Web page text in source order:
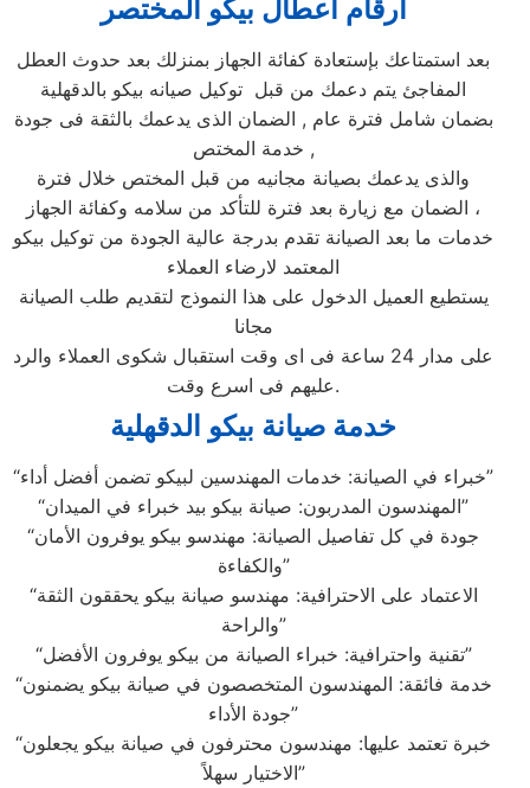
ارقام اعطال بيكو المختصر
بعد استمتاعك بإستعادة كفائة الجهاز بمنزلك بعد حدوث العطل
المفاجئ يتم دعمك من قبل توكيل صيانه بيكو بالدقهلية
بضمان شامل فترة عام , الضمان الذى يدعمك بالثقة فى جودة
خدمة المختص ,
والذى يدعمك بصيانة مجانيه من قبل المختص خلال فترة
الضمان مع زيارة بعد فترة للتأكد من سلامه وكفائة الجهاز ،
خدمات ما بعد الصيانة تقدم بدرجة عالية الجودة من توكيل بيكو
المعتمد لارضاء العملاء
يستطيع العميل الدخول على هذا النموذج لتقديم طلب الصيانة
مجانا
على مدار 24 ساعة فى اى وقت استقبال شكوى العملاء والرد
عليهم فى اسرع وقت.
خدمة صيانة بيكو الدقهلية
“خبراء في الصيانة: خدمات المهندسين لبيكو تضمن أفضل أداء”
“المهندسون المدربون: صيانة بيكو بيد خبراء في الميدان”
“جودة في كل تفاصيل الصيانة: مهندسو بيكو يوفرون الأمان
والكفاءة”
“الاعتماد على الاحترافية: مهندسو صيانة بيكو يحققون الثقة
والراحة”
“تقنية واحترافية: خبراء الصيانة من بيكو يوفرون الأفضل”
“خدمة فائقة: المهندسون المتخصصون في صيانة بيكو يضمنون
جودة الأداء”
“خبرة تعتمد عليها: مهندسون محترفون في صيانة بيكو يجعلون
الاختيار سهلاً”